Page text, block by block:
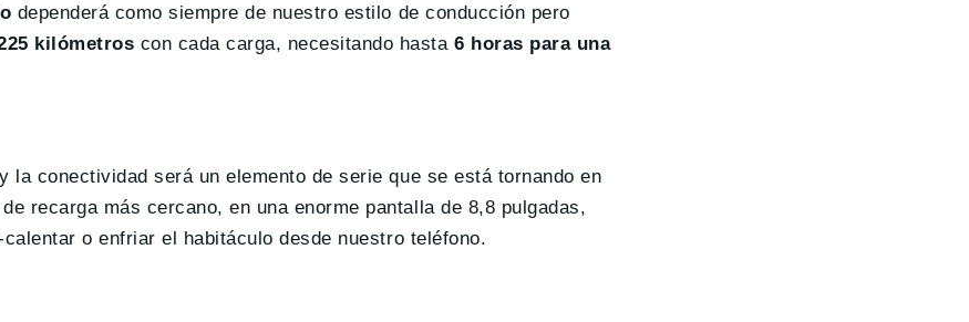
dependerá como siempre de nuestro estilo de conducción pero
kilómetros con cada carga, necesitando hasta6 horas para una
conectividad será un elemento de serie que se está tornando en
recarga más cercano, en una enorme pantalla de 8,8 pulgadas,
o enfriar el habitáculo desde nuestro teléfono.